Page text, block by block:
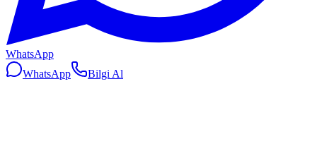
WhatsApp
WhatsApp
Bilgi Al